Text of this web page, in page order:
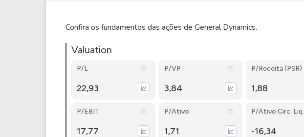
Confira os fundamentos das ações de General Dynamics.
Valuation
P/L
22,93
P/VP
3,84
P/Receita (PSR)
1,88
P/EBIT
17,77
P/Ativo
1,71
P/Ativo Circ. Liq.
-16,34